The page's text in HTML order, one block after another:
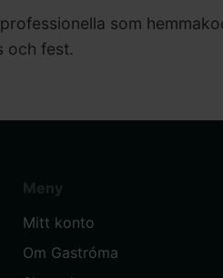
som
och fest.
Meny
Mitt konto
Om Gastróma